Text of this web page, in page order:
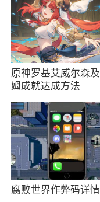
可以把思路放在
个法术一套秒掉
个强力法术达到致
3、月圆之夜
话要素的休闲类
要兼顾你的牌组
斗方式的选择。
组来让我们的整
4、月圆之夜
制卡牌游戏，为
原神罗基艾威尔森
姆成就达成方法
腐败世界作弊码详情